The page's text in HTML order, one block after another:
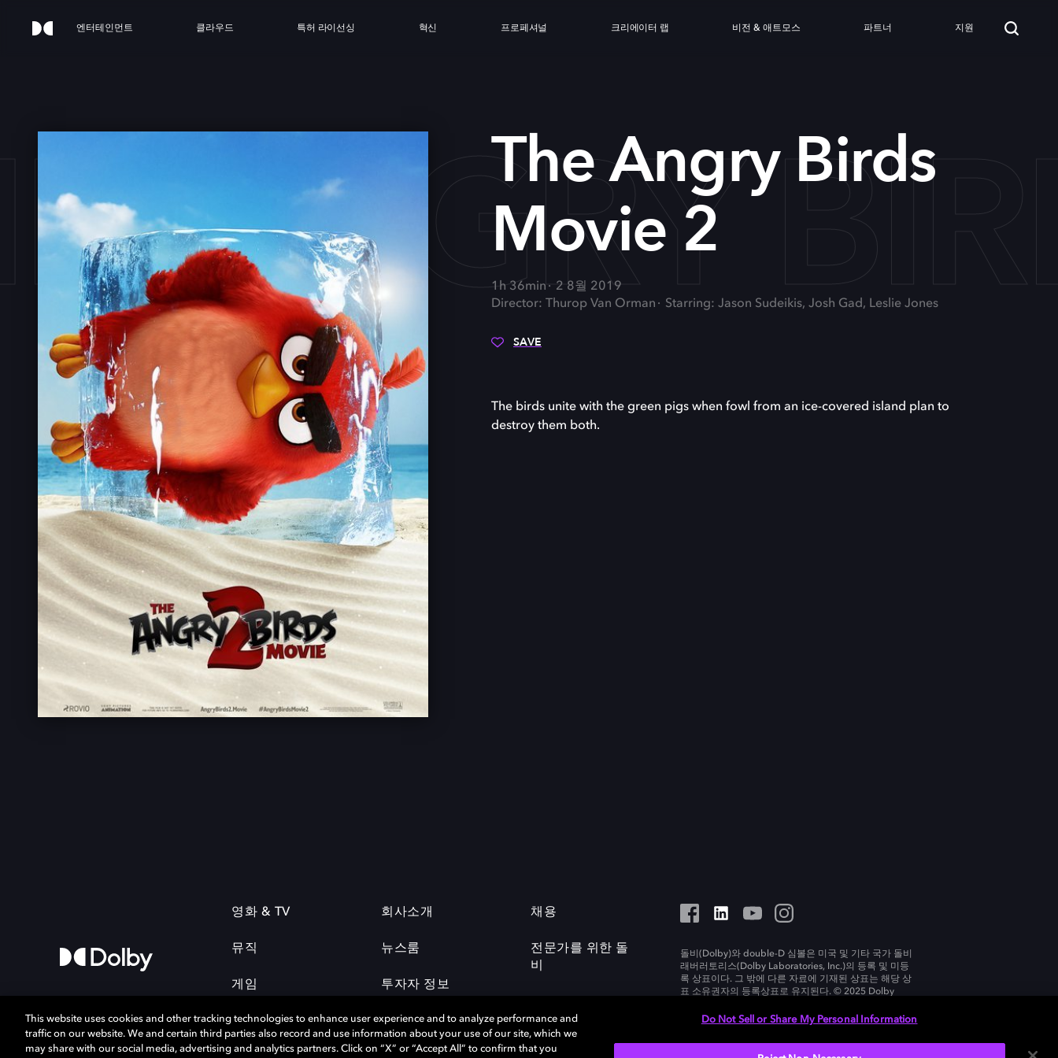
엔터테인먼트 클라우드 특허 라이선싱 혁신 프로페셔널 크리에이터 랩 비전 & 애트모스 파트너 지원
ANGRY
The Angry Birds
Movie 2
1h 36min
2 8월 2019
Director: Thurop Van Orman
Starring: Jason Sudeikis, Josh Gad, Leslie Jones
SAVE
The birds unite with the green pigs when fowl from an ice-covered island plan to
destroy them both.
영화 & TV
뮤직
게임
회사소개
뉴스룸
투자자 정보
채용
전문가를 위한 돌
비
돌비(Dolby)와 double-D 심볼은 미국 및 기타 국가 돌비
래버러토리스(Dolby Laboratories, Inc.)의 등록 및 미등
록 상표이다. 그 밖에 다른 자료에 기재된 상표는 해당 상
표 소유권자의 등록상표로 유지된다. © 2025 Dolby
This website uses cookies and other tracking technologies to enhance user experience and to analyze performance and
traffic on our website. We and certain third parties also record and use information about your use of our site, which we
may share with our social media, advertising and analytics partners. Click on “X” or “Accept All” to confirm that you
Do Not Sell or Share My Personal Information